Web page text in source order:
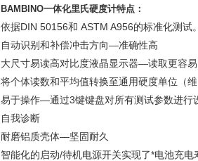
BAMBINO一体化里氏硬度计特点：
依据DIN 50156和 ASTM A956的标准化测试。
自动识别和补偿冲击方向—准确性高
大尺寸易读高对比度液晶显示器—读取更容易
将个体读数和平均值转换至通用硬度单位（
易于操作—通过3键键盘对所有测试参数进行
自我诊断
耐磨铝质壳体—坚固耐久
智能化的启动/待机电源开关实现了*电池充电